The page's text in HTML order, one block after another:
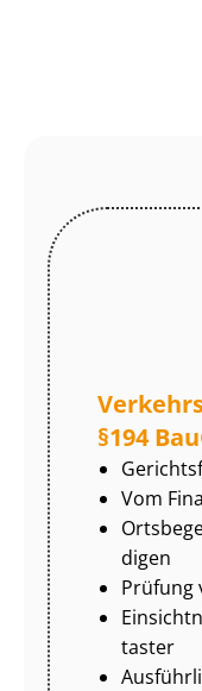
§194
Vom
di­gen
Prüfung
tas­ter